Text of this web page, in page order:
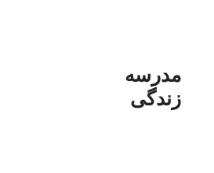
مدرسه
زندگی